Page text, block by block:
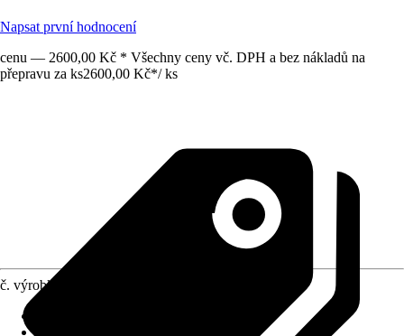
Napsat první hodnocení
cenu — 2600,00 Kč * Všechny ceny vč. DPH a bez nákladů na
přepravu za ks2600,00 Kč*/ ks
č. výrobku